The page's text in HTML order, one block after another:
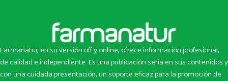
Farmanatur, en su versión off y online, ofrece información profesional,
de calidad e independiente. Es una publicación seria en sus contenidos y
con una cuidada presentación, un soporte eficaz para la promoción de